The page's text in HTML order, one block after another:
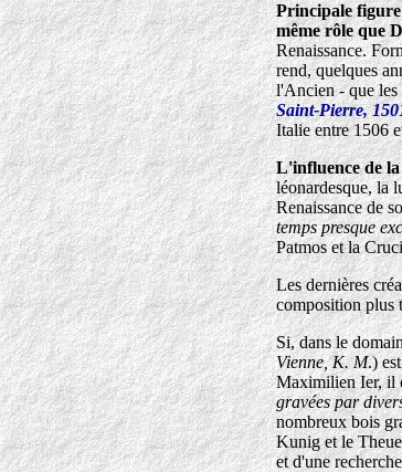
Principale
même rôle que
Renaissance.
rend, quelques
l'Ancien - que les
Saint-Pierre,
Italie entre 1506
L'influence de
léonardesque, la
Renaissance de
temps presque
Patmos et la
Les dernières
composition plus
Si, dans le
Vienne, K. M.)
Maximilien Ier, il
gravées par
nombreux bois
Kunig et le
et d'une